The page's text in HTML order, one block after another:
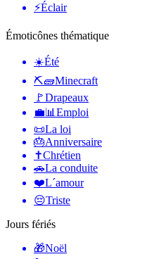
⚡Éclair
Émoticônes thématique
☀️Été
⛏🧱Minecraft
🚩Drapeaux
💼📊 Emploi
📜La loi
🎂Anniversaire
✝️Chrétien
🚗La conduite
❤️L´amour
😔Triste
Jours fériés
🎁Noël